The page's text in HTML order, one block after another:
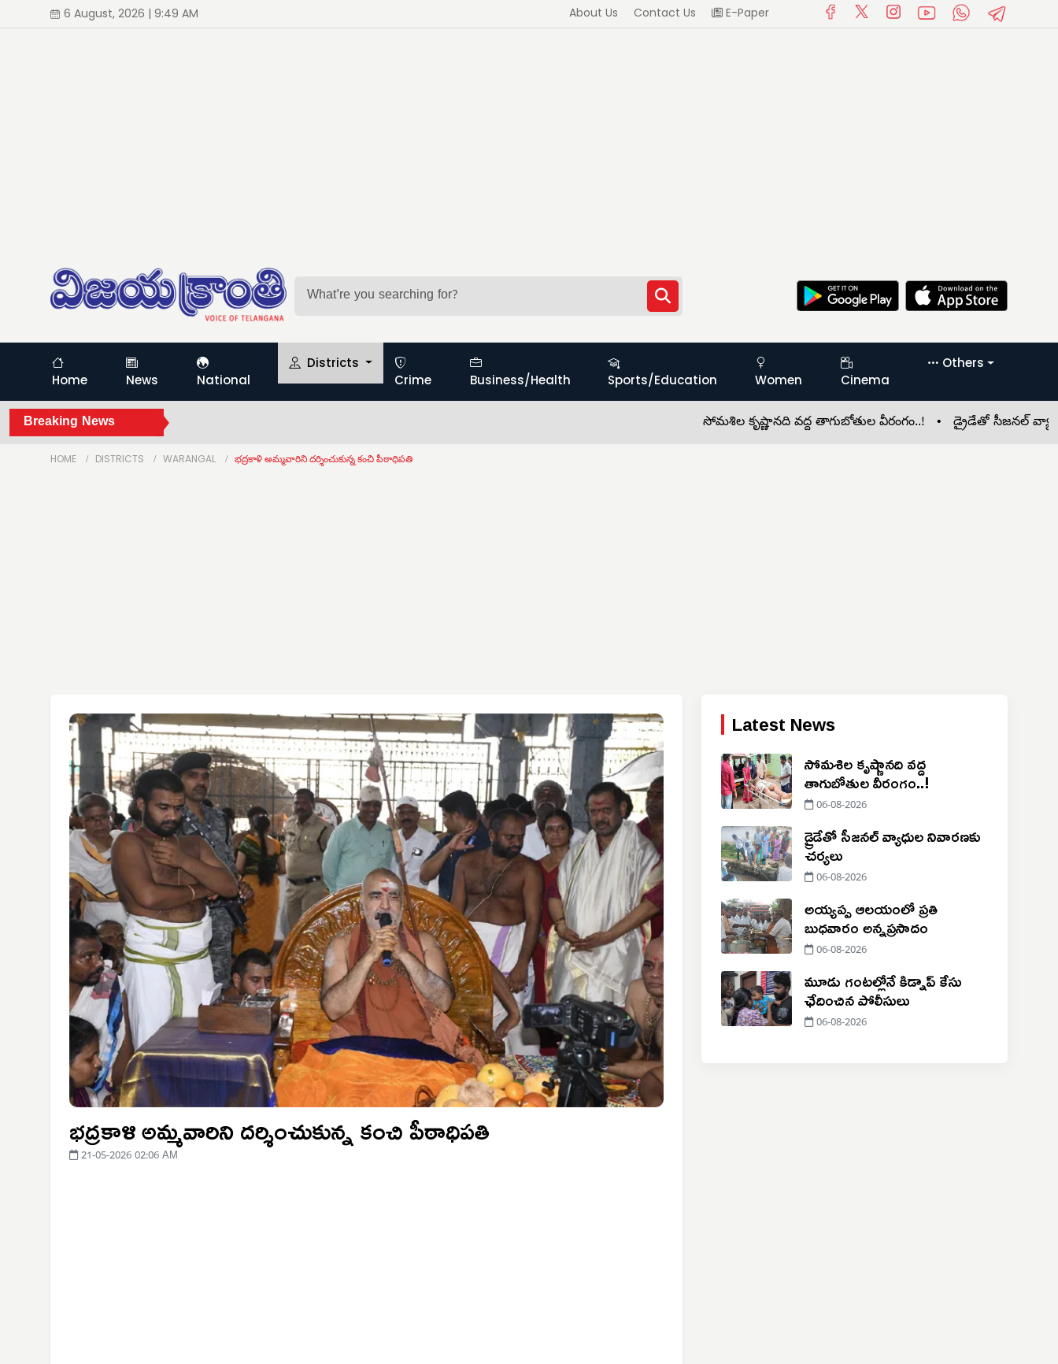
6 August, 2026 | 9:49 AM About Us Contact Us E-Paper
Home News National
Districts
Crime
Business/Health Sports/Education Women Cinema
Others
Breaking News సోమశిల కృష్ణానది వద్ద తాగుబోతుల వీరంగం..! •డ్రైడేతో సీజనల్ వ్యాధుల
HOME DISTRICTS WARANGAL భద్రకాళి అమ్మవారిని దర్శించుకున్న కంచి పీఠాధిపతి
భద్రకాళి అమ్మవారిని దర్శించుకున్న కంచి పీఠాధిపతి
21-05-2026 02:06 AM
Latest News
సోమశిల కృష్ణానది వద్ద
తాగుబోతుల వీరంగం..!
06-08-2026
డ్రైడేతో సీజనల్ వ్యాధుల నివారణకు
చర్యలు
06-08-2026
అయ్యప్ప ఆలయంలో ప్రతి
బుధవారం అన్నప్రసాదం
06-08-2026
మూడు గంటల్లోనే కిడ్నాప్ కేసు
ఛేదించిన పోలీసులు
06-08-2026